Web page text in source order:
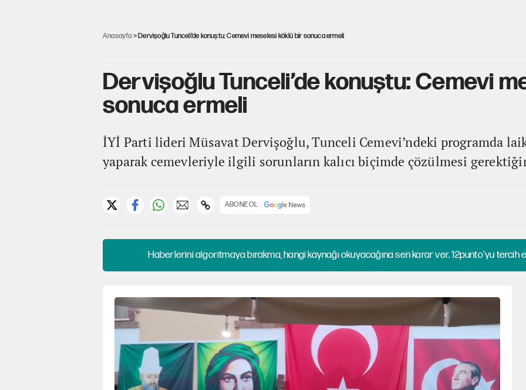
Anasayfa > Dervişoğlu Tunceli’de konuştu: Cemevi meselesi köklü bir sonuca ermeli
Dervişoğlu Tunceli’de konuştu: Cemevi
sonuca ermeli
İYİ Parti lideri Müsavat Dervişoğlu, Tunceli Cemevi’ndeki programda
yaparak cemevleriyle ilgili sorunların kalıcı biçimde çözülmesi
ABONE OL
Haberlerini algoritmaya bırakma, hangi kaynağı okuyacağına sen karar ver. 12punto'yu tercih